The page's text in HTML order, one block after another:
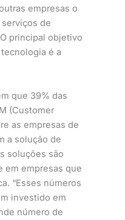
empresas o
de
principal objetivo
é a
que 39% das
(Customer
as empresas de
a solução de
soluções são
em empresas que
“Esses números
investido em
número de